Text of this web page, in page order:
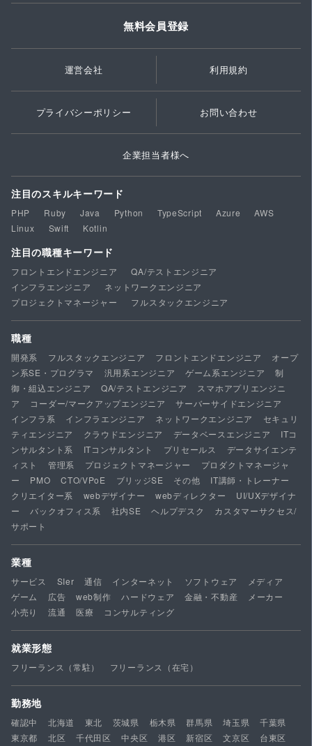
無料会員登録
運営会社 利用規約
プライバシーポリシー お問い合わせ
企業担当者様へ
注目のスキルキーワード
PHP Ruby Java Python TypeScript Azure
AWS
Linux
Swift Kotlin
注目の職種キーワード
フロントエンドエンジニア
QA/テストエンジニア
インフラエンジニア
ネットワークエンジニア
プロジェクトマネージャー
フルスタックエンジニア
職種
開発系 フルスタックエンジニア フロントエンドエンジニア
オープ
ン系SE・プログラマ
汎用系エンジニア ゲーム系エンジニア
制
御・組込エンジニア
QA/テストエンジニア
スマホアプリエンジニ
ア
コーダー/マークアップエンジニア
サーバーサイドエンジニア
インフラ系
インフラエンジニア ネットワークエンジニア
セキュリ
ティエンジニア
クラウドエンジニア データベースエンジニア
ITコ
ンサルタント系
ITコンサルタント プリセールス
データサイエンテ
ィスト
管理系 プロジェクトマネージャー
プロダクトマネージャ
ー
PMO CTO/VPoE ブリッジSE その他
IT講師・トレーナー
クリエイター系
webデザイナー webディレクター
UI/UXデザイナ
ー
バックオフィス系 社内SE ヘルプデスク
カスタマーサクセス/
サポート
業種
サービス SIer 通信 インターネット ソフトウェア
メディア
ゲーム
広告 web制作 ハードウェア 金融・不動産
メーカー
小売り
流通 医療 コンサルティング
就業形態
フリーランス（常駐） フリーランス（在宅）
勤務地
確認中 北海道 東北 茨城県 栃木県 群馬県 埼玉県
千葉県
東京都
北区 千代田区 中央区 港区 新宿区 文京区
台東区